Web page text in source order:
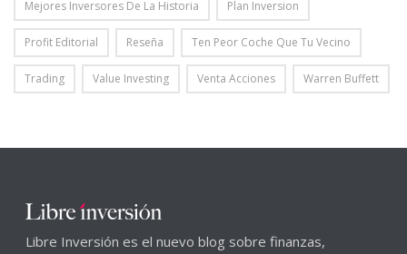
Mejores Inversores De La Historia Plan Inversion
Profit Editorial Reseña Ten Peor Coche Que Tu Vecino
Trading Value Investing Venta Acciones Warren Buffett
Libre Inversión es el nuevo blog sobre finanzas,